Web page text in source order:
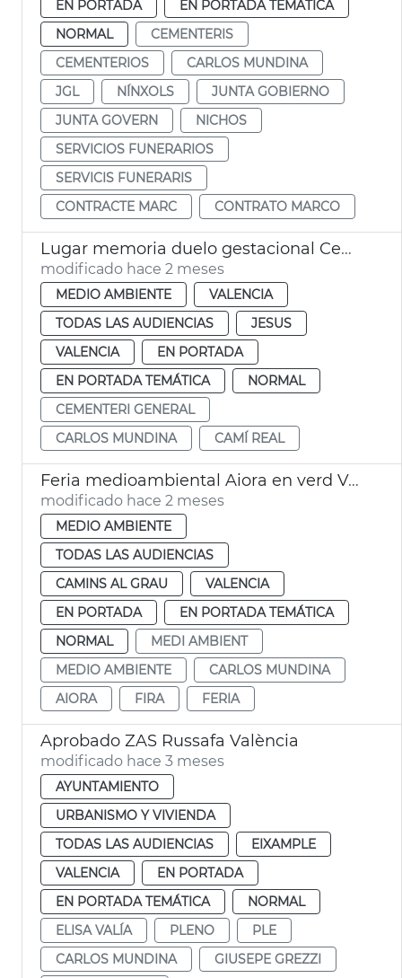
EN PORTADA
EN PORTADA TEMÁTICA
NORMAL
CEMENTERIS
CEMENTERIOS
CARLOS MUNDINA
JGL
NÍNXOLS
JUNTA GOBIERNO
JUNTA GOVERN
NICHOS
SERVICIOS FUNERARIOS
SERVICIS FUNERARIS
CONTRACTE MARC
CONTRATO MARCO
Lugar memoria duelo gestacional Cementerio General València
modificado hace 2 meses
MEDIO AMBIENTE
VALENCIA
TODAS LAS AUDIENCIAS
JESUS
VALENCIA
EN PORTADA
EN PORTADA TEMÁTICA
NORMAL
CEMENTERI GENERAL
CARLOS MUNDINA
CAMÍ REAL
Feria medioambiental Aiora en verd València
modificado hace 2 meses
MEDIO AMBIENTE
TODAS LAS AUDIENCIAS
CAMINS AL GRAU
VALENCIA
EN PORTADA
EN PORTADA TEMÁTICA
NORMAL
MEDI AMBIENT
MEDIO AMBIENTE
CARLOS MUNDINA
AIORA
FIRA FERIA
Aprobado ZAS Russafa València
modificado hace 3 meses
AYUNTAMIENTO
URBANISMO Y VIVIENDA
TODAS LAS AUDIENCIAS
EIXAMPLE
VALENCIA
EN PORTADA
EN PORTADA TEMÁTICA
NORMAL
ELISA VALÍA
PLENO
PLE
CARLOS MUNDINA
GIUSEPE GREZZI